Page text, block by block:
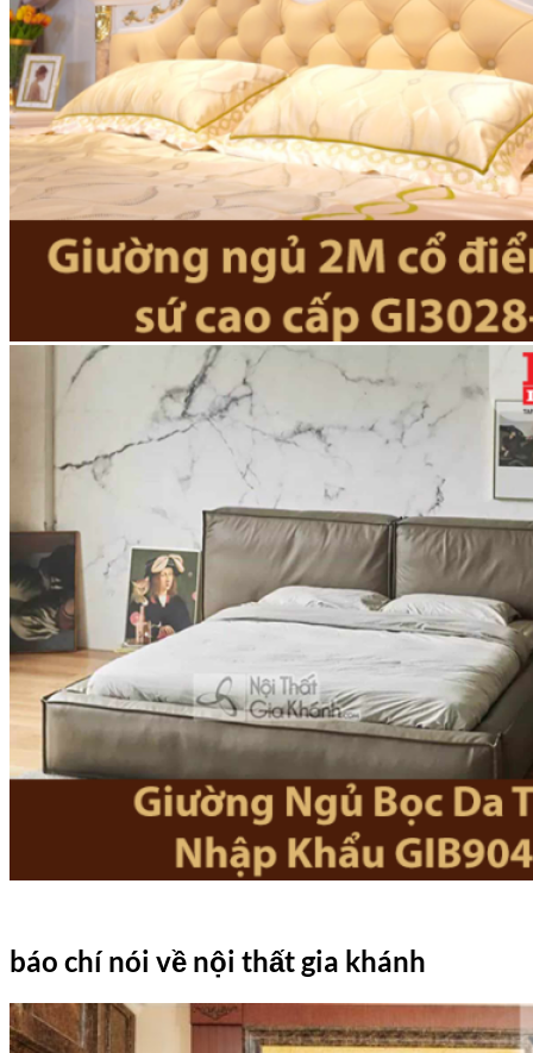
báo chí nói về nội thất gia khánh